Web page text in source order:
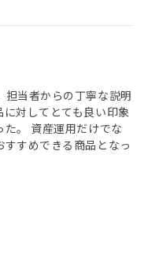
当者からの丁寧な説明
対してとても良い印象
。 資産運用だけでな
すめできる商品となっ